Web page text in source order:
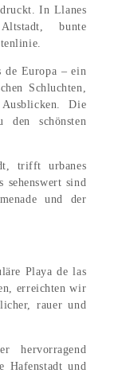
In Llanes
bunte
de Europa – ein
Schluchten,
Die
schönsten
trifft urbanes
sehenswert sind
und der
Playa de las
erreichten wir
rauer und
hervorragend
Hafenstadt und